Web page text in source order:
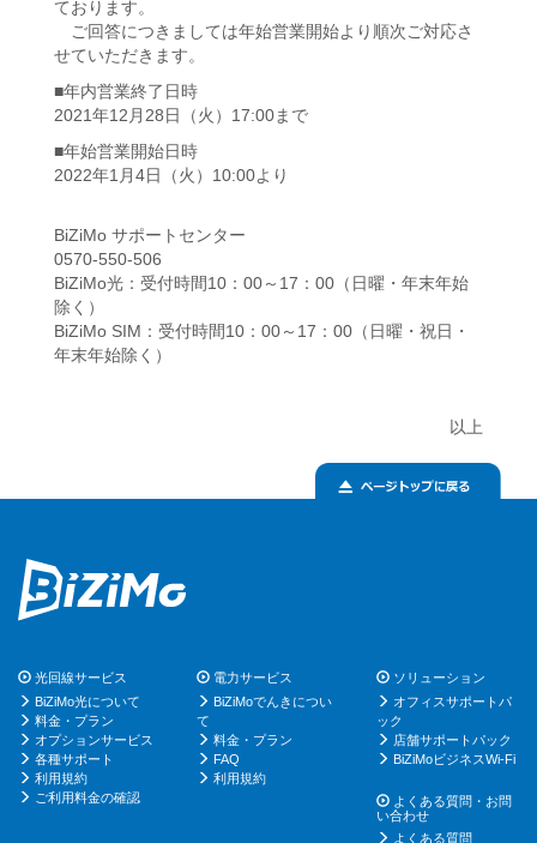
ております。
ご回答につきましては年始営業開始より順次ご対応さ
せていただきます。
■年内営業終了日時
2021年12月28日（火）17:00まで
■年始営業開始日時
2022年1月4日（火）10:00より
BiZiMo サポートセンター
0570-550-506
BiZiMo光：受付時間10：00～17：00（日曜・年末年始
除く）
BiZiMo SIM：受付時間10：00～17：00（日曜・祝日・
年末年始除く）
以上
光回線サービス
BiZiMo光について
料金・プラン
オプションサービス
各種サポート
利用規約
ご利用料金の確認
電力サービス
BiZiMoでんきについ
て
料金・プラン
FAQ
利用規約
ソリューション
オフィスサポートパ
ック
店舗サポートパック
BiZiMoビジネスWi-Fi
よくある質問・お問
い合わせ
よくある質問